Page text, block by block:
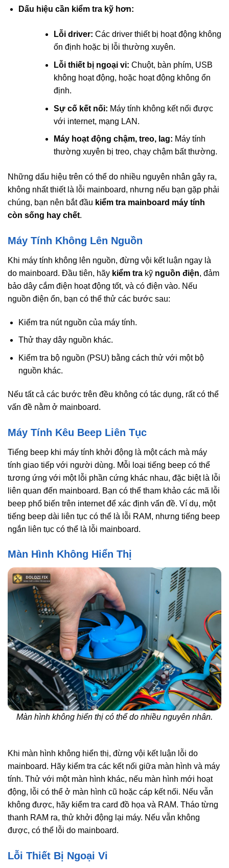
Dấu hiệu cần kiểm tra kỹ hơn:
Lỗi driver: Các driver thiết bị hoạt động không
ổn định hoặc bị lỗi thường xuyên.
Lỗi thiết bị ngoại vi: Chuột, bàn phím, USB
không hoạt động, hoặc hoạt động không ổn
định.
Sự cố kết nối: Máy tính không kết nối được
với internet, mạng LAN.
Máy hoạt động chậm, treo, lag: Máy tính
thường xuyên bị treo, chạy chậm bất thường.
Những dấu hiệu trên có thể do nhiều nguyên nhân gây ra,
không nhất thiết là lỗi mainboard, nhưng nếu bạn gặp phải
chúng, bạn nên bắt đầu kiểm tra mainboard máy tính
còn sống hay chết.
Máy Tính Không Lên Nguồn
Khi máy tính không lên nguồn, đừng vội kết luận ngay là
do mainboard. Đầu tiên, hãy kiểm tra kỹ nguồn điện, đảm
bảo dây cắm điện hoạt động tốt, và có điện vào. Nếu
nguồn điện ổn, bạn có thể thử các bước sau:
Kiểm tra nút nguồn của máy tính.
Thử thay dây nguồn khác.
Kiểm tra bộ nguồn (PSU) bằng cách thử với một bộ
nguồn khác.
Nếu tất cả các bước trên đều không có tác dụng, rất có thể
vấn đề nằm ở mainboard.
Máy Tính Kêu Beep Liên Tục
Tiếng beep khi máy tính khởi động là một cách mà máy
tính giao tiếp với người dùng. Mỗi loại tiếng beep có thể
tương ứng với một lỗi phần cứng khác nhau, đặc biệt là lỗi
liên quan đến mainboard. Bạn có thể tham khảo các mã lỗi
beep phổ biến trên internet để xác định vấn đề. Ví dụ, một
tiếng beep dài liên tục có thể là lỗi RAM, nhưng tiếng beep
ngắn liên tục có thể là lỗi mainboard.
Màn Hình Không Hiển Thị
Màn hình không hiển thị có thể do nhiều nguyên nhân.
Khi màn hình không hiển thị, đừng vội kết luận lỗi do
mainboard. Hãy kiểm tra các kết nối giữa màn hình và máy
tính. Thử với một màn hình khác, nếu màn hình mới hoạt
động, lỗi có thể ở màn hình cũ hoặc cáp kết nối. Nếu vẫn
không được, hãy kiểm tra card đồ họa và RAM. Tháo từng
thanh RAM ra, thử khởi động lại máy. Nếu vẫn không
được, có thể lỗi do mainboard.
Lỗi Thiết Bị Ngoại Vi